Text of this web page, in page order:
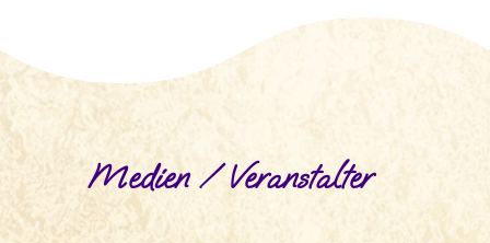
Medien / Veranstalter